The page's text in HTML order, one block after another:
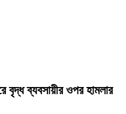
বৃদ্ধ ব্যবসায়ীর ওপর হামলার